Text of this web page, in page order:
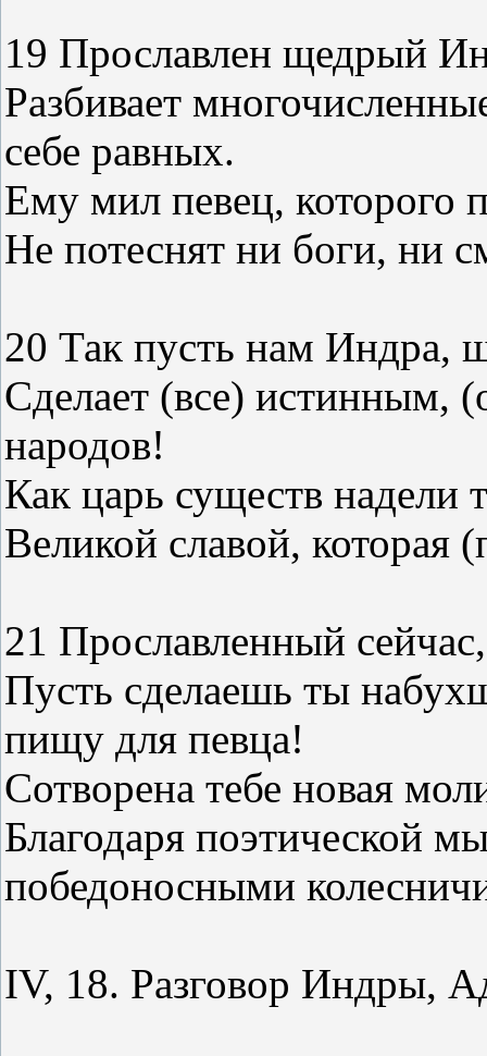
19 Прославлен щедрый
Разбивает
себе равных.
Ему мил певец, которого
Не потеснят ни боги, ни
20 Так пусть нам Индра,
Сделает (все) истинным,
народов!
Как царь существ надели
Великой славой, которая
21 Прославленный
Пусть сделаешь ты
пищу для певца!
Сотворена тебе новая
Благодаря поэтической
победоносными
IV, 18. Разговор Индры,